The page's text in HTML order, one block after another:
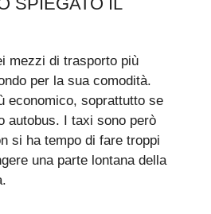
mezzi di trasporto più
per la sua comodità.
economico, soprattutto se
autobus. I taxi sono però
si ha tempo di fare troppi
una parte lontana della